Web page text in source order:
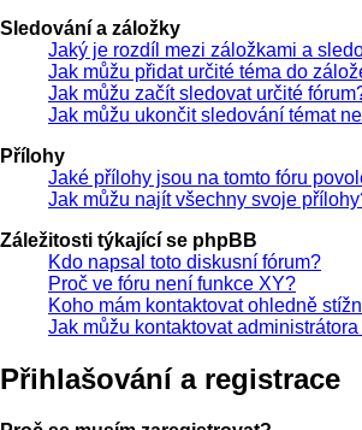
Sledování a záložky
Jaký je rozdíl mezi záložkami a
Jak můžu přidat určité téma do
Jak můžu začít sledovat určité
Jak můžu ukončit sledování témat
Přílohy
Jaké přílohy jsou na tomto fóru
Jak můžu najít všechny svoje
Záležitosti týkající se phpBB
Kdo napsal toto diskusní fórum?
Proč ve fóru není funkce XY?
Koho mám kontaktovat ohledně
Jak můžu kontaktovat administrátora
Přihlašování a registrace